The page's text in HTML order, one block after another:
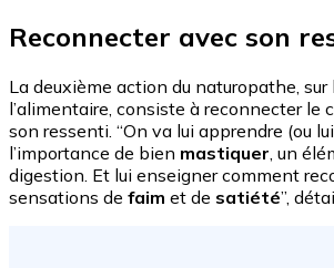
Reconnecter avec son
La deuxième action du naturopathe, sur
l’alimentaire, consiste à reconnecter le
son ressenti. “On va lui apprendre (ou
l’importance de bien mastiquer, un
digestion. Et lui enseigner comment
sensations de faim et de satiété”,